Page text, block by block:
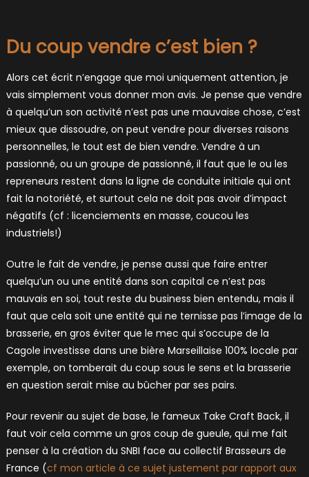
Du coup vendre c’est bien ?
Alors cet écrit n’engage que moi uniquement attention, je
vais simplement vous donner mon avis. Je pense que vendre
à quelqu’un son activité n’est pas une mauvaise chose, c’est
mieux que dissoudre, on peut vendre pour diverses raisons
personnelles, le tout est de bien vendre. Vendre à un
passionné, ou un groupe de passionné, il faut que le ou les
repreneurs restent dans la ligne de conduite initiale qui ont
fait la notoriété, et surtout cela ne doit pas avoir d’impact
négatifs (cf : licenciements en masse, coucou les
industriels!)
Outre le fait de vendre, je pense aussi que faire entrer
quelqu’un ou une entité dans son capital ce n’est pas
mauvais en soi, tout reste du business bien entendu, mais il
faut que cela soit une entité qui ne ternisse pas l’image de la
brasserie, en gros éviter que le mec qui s’occupe de la
Cagole investisse dans une bière Marseillaise 100% locale par
exemple, on tomberait du coup sous le sens et la brasserie
en question serait mise au bûcher par ses pairs.
Pour revenir au sujet de base, le fameux Take Craft Back, il
faut voir cela comme un gros coup de gueule, qui me fait
penser à la création du SNBI face au collectif Brasseurs de
France (cf mon article à ce sujet justement par rapport aux